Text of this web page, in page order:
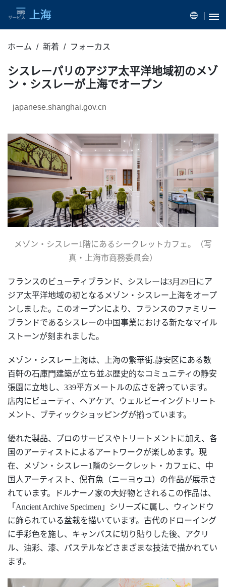
ホーム 新着 フォーカス
シスレーパリのアジア太平洋地域初のメゾ
ン・シスレーが上海でオープン
japanese.shanghai.gov.cn
メゾン・シスレー1階にあるシークレットカフェ。（写
真・上海市商務委員会）
フランスのビューティブランド、シスレーは3月29日にア
ジア太平洋地域の初となるメゾン・シスレー上海をオープ
ンしました。このオープンにより、フランスのファミリー
ブランドであるシスレーの中国事業における新たなマイル
ストーンが刻まれました。
メゾン・シスレー上海は、上海の繁華街.静安区にある数
百軒の石庫門建築が立ち並ぶ歴史的なコミュニティの静安
張園に立地し、339平方メートルの広さを誇っています。
店内にビューティ、ヘアケア、ウェルビーイングトリート
メント、ブティックショッピングが揃っています。
優れた製品、プロのサービスやトリートメントに加え、各
国のアーティストによるアートワークが楽しめます。現
在、メゾン・シスレー1階のシークレット・カフェに、中
国人アーティスト、倪有魚（ニーヨゥユ）の作品が展示さ
れています。ドルナーノ家の大好物とされるこの作品は、
「Ancient Archive Specimen」シリーズに属し、ウィンドウ
に飾られている盆栽を描いています。古代のドローイング
に手彩色を施し、キャンバスに切り貼りした後、アクリ
ル、油彩、漆、パステルなどさまざまな技法で描かれてい
ます。